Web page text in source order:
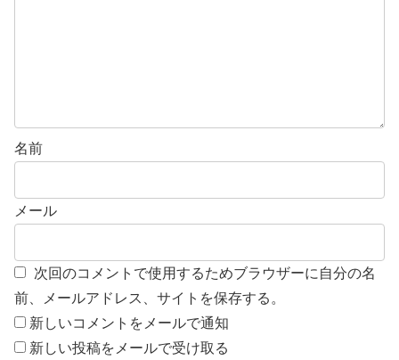
名前
メール
次回のコメントで使用するためブラウザーに自分の名
前、メールアドレス、サイトを保存する。
新しいコメントをメールで通知
新しい投稿をメールで受け取る